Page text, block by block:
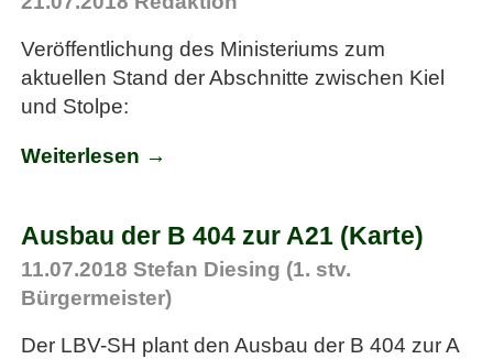
Veröffentlichung des Ministeriums zum
aktuellen Stand der Abschnitte zwischen Kiel
und Stolpe:
Weiterlesen →
Ausbau der B 404 zur A21 (Karte)
11.07.2018 Stefan Diesing (1. stv.
Bürgermeister)
Der LBV-SH plant den Ausbau der B 404 zur A